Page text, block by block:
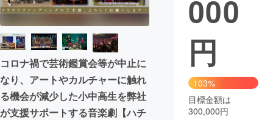
ビジネス・起業 チャレンジ
まちづくり・地域活性化
CAMPFIRE for Social Good
CAMPFIRE Creation
CAMPFIREふるさと納税machi-ya コミュニティ
コロナ禍で芸術鑑賞会等が中止に
なり、アートやカルチャーに触れ
る機会が減少した小中高生を弊社
が支援サポートする音楽劇【ハチ
000
円
103%
目標金額は
300,000円